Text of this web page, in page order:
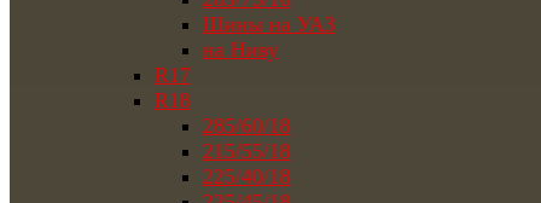
Шины на УАЗ
на Ниву
R17
R18
285/60/18
215/55/18
225/40/18